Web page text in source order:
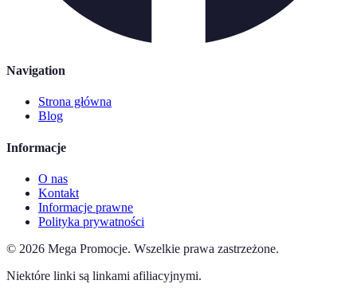
Navigation
Strona główna
Blog
Informacje
O nas
Kontakt
Informacje prawne
Polityka prywatności
© 2026 Mega Promocje. Wszelkie prawa zastrzeżone.
Niektóre linki są linkami afiliacyjnymi.